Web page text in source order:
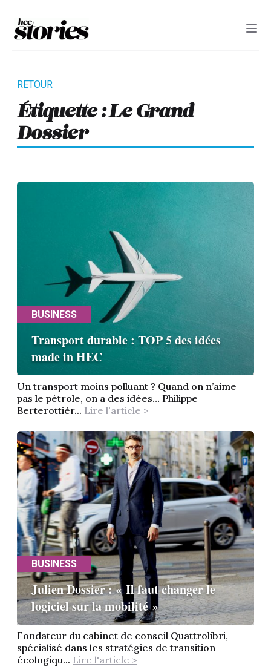
Étiquette : Le Grand
Dossier
BUSINESS
Transport durable : TOP 5 des idées
made in HEC
Un transport moins polluant ? Quand on n’aime
pas le pétrole, on a des idées… Philippe
Berterottièr... Lire l'article >
BUSINESS
Julien Dossier : « Il faut changer le
logiciel sur la mobilité »
Fondateur du cabinet de conseil Quattrolibri,
spécialisé dans les stratégies de transition
écologiqu... Lire l'article >